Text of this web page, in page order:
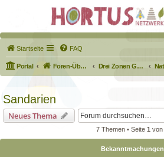
Startseite FAQ
Portal Foren-Übersicht Drei Zonen Garten
Sandarien
Neues Thema
7 Themen • Seite 1 von
Bekanntmachungen